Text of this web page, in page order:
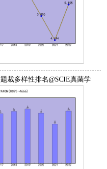
裁多样性排名@SCIE真菌学